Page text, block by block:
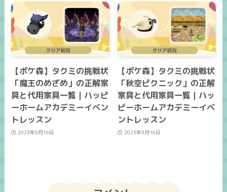
【ポケ森】タクミの挑戦状
「魔王のめざめ」の正解家
具と代用家具一覧｜ハッピ
ーホームアカデミーイベン
トレッスン
2023年9月16日
【ポケ森】タクミの挑戦状
「秋空ピクニック」の正解
家具と代用家具一覧｜ハッ
ピーホームアカデミーイベ
ントレッスン
2023年9月16日